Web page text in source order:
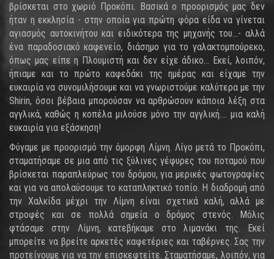
βρίσκεται στο χωριό Προκόπι. Βασικά ο προορισμός μας δεν
ήταν η εκκλησία - στην οποία για πρώτη φόρα είδα να γίνεται
αγιασμός αυτοκινήτου και ειδικότερα της μηχανής του...- αλλά
ένα παραδοσιακό καφενείο, διάσημο για το γαλακτομπούρεκο,
όπως μας είπε η Πλουμιστή και δεν είχε άδικο... Εκεί, λοιπόν,
ήπιαμε και το πρώτο καφεδάκι της ημέρας και είχαμε την
ευκαιρία να συνομιλήσουμε και να γνωριστούμε καλύτερα με την
Shirin, όσοι βέβαια μπορούσαν να αρθρώσουν κάποια λέξη στα
αγγλικά, καθώς η κοπέλα μιλούσε μόνο την αγγλική.... μια καλή
ευκαιρία για εξάσκηση!
Φύγαμε με προορισμό την όμορφη Λίμνη. Λίγο μετά το Προκόπι,
σταματήσαμε σε μια από τις ξύλινες γέφυρες του ποταμού που
βρίσκεται παραπλεύρως του δρόμου, για μερικές φωτογραφίες
και για να απολαύσουμε το καταπληκτικό τοπίο. Η διαδρομή από
την Χαλκίδα μέχρι την Λίμνη είναι σχετικά καλή, αλλά με
στροφές και σε πολλά σημεία ο δρόμος στενός. Μόλις
φτάσαμε στην Λίμνη, κατεβήκαμε στο λιμανάκι της. Εκεί
μπορείτε να βρείτε αρκετές καφετέριες και ταβέρνες. Σας την
προτείνουμε για να την επισκεφτείτε. Σταματήσαμε, λοιπόν, για